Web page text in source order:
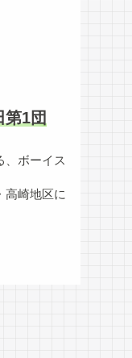
1団
、ボーイス
高崎地区に